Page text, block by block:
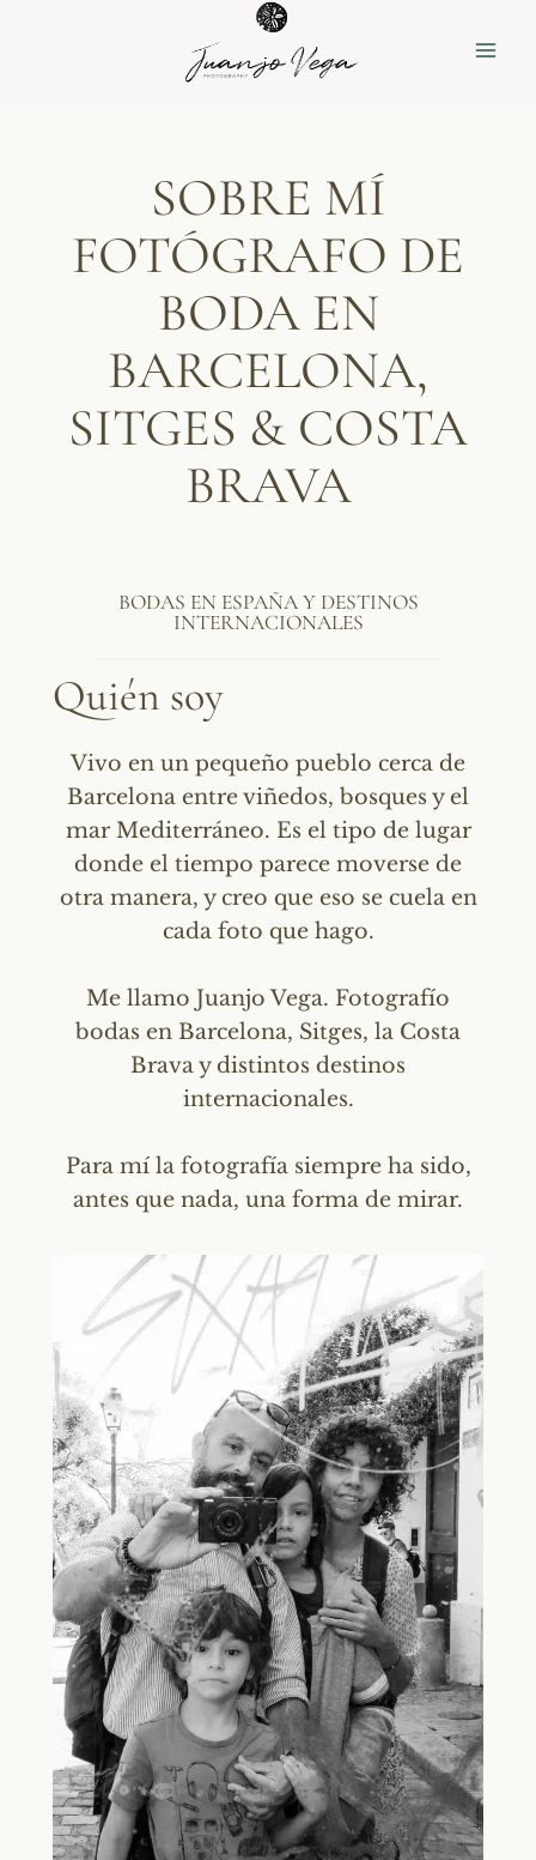
SOBRE MÍ
FOTÓGRAFO DE
BODA EN
BARCELONA,
SITGES & COSTA
BRAVA
BODAS EN ESPAÑA Y DESTINOS
INTERNACIONALES
Quién soy
Vivo en un pequeño pueblo cerca de
Barcelona entre viñedos, bosques y el
mar Mediterráneo. Es el tipo de lugar
donde el tiempo parece moverse de
otra manera, y creo que eso se cuela en
cada foto que hago.
Me llamo Juanjo Vega. Fotografío
bodas en Barcelona, Sitges, la Costa
Brava y distintos destinos
internacionales.
Para mí la fotografía siempre ha sido,
antes que nada, una forma de mirar.